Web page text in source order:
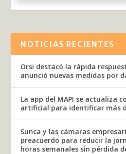
NOTICIAS RECIENTES
Orsi destacó la rápida
anunció nuevas medidas por
La app del MAPI se actualiza
artificial para identificar más
Sunca y las cámaras
preacuerdo para reducir la
horas semanales sin pérdida